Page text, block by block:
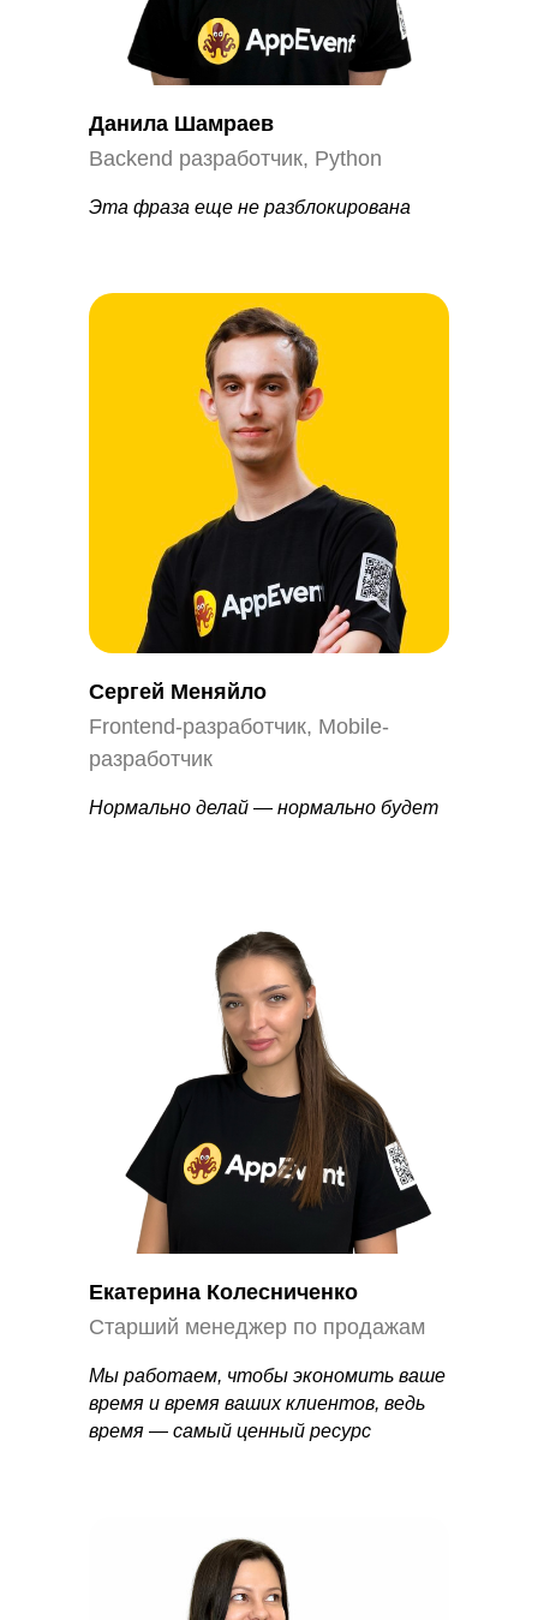
Данила Шамраев
Backend разработчик, Python
Эта фраза еще не разблокирована
Сергей Меняйло
Frontend-разработчик, Mobile-
разработчик
Нормально делай — нормально будет
Екатерина Колесниченко
Старший менеджер по продажам
Мы работаем, чтобы экономить ваше
время и время ваших клиентов, ведь
время — самый ценный ресурс
Политика конфиденциальности
Обработка персональных данных
Договор-оферта
Реферальная
программа
Блог
Продукты
AppEvent внесена в реестр отечественного ПО
Реестровая запись №16071 от 23.12.2022